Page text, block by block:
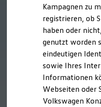
Kampagnen zu
registrieren, ob
haben oder
genutzt worden
eindeutigen
sowie Ihres
Informationen
Webseiten oder
Volkswagen